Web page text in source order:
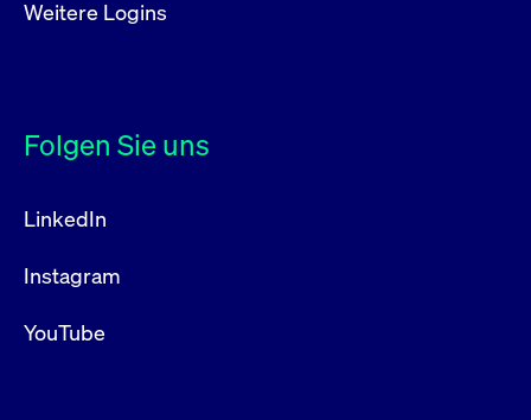
Weitere Logins
Folgen Sie uns
LinkedIn
Instagram
YouTube